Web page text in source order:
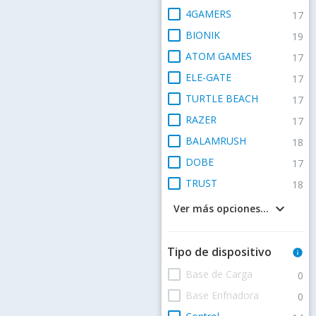
check_box_outline_blank 4GAMERS 17
check_box_outline_blank BIONIK 19
check_box_outline_blank ATOM GAMES 17
check_box_outline_blank ELE-GATE 17
check_box_outline_blank TURTLE BEACH 17
check_box_outline_blank RAZER 17
check_box_outline_blank BALAMRUSH 18
check_box_outline_blank DOBE 17
check_box_outline_blank TRUST 18
keyboard_arrow_down
Ver más opciones...
Tipo de dispositivo info
check_box_outline_blank Base de Carga 0
check_box_outline_blank Base Enfriadora 0